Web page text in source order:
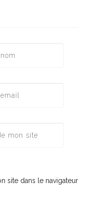
site dans le navigateur